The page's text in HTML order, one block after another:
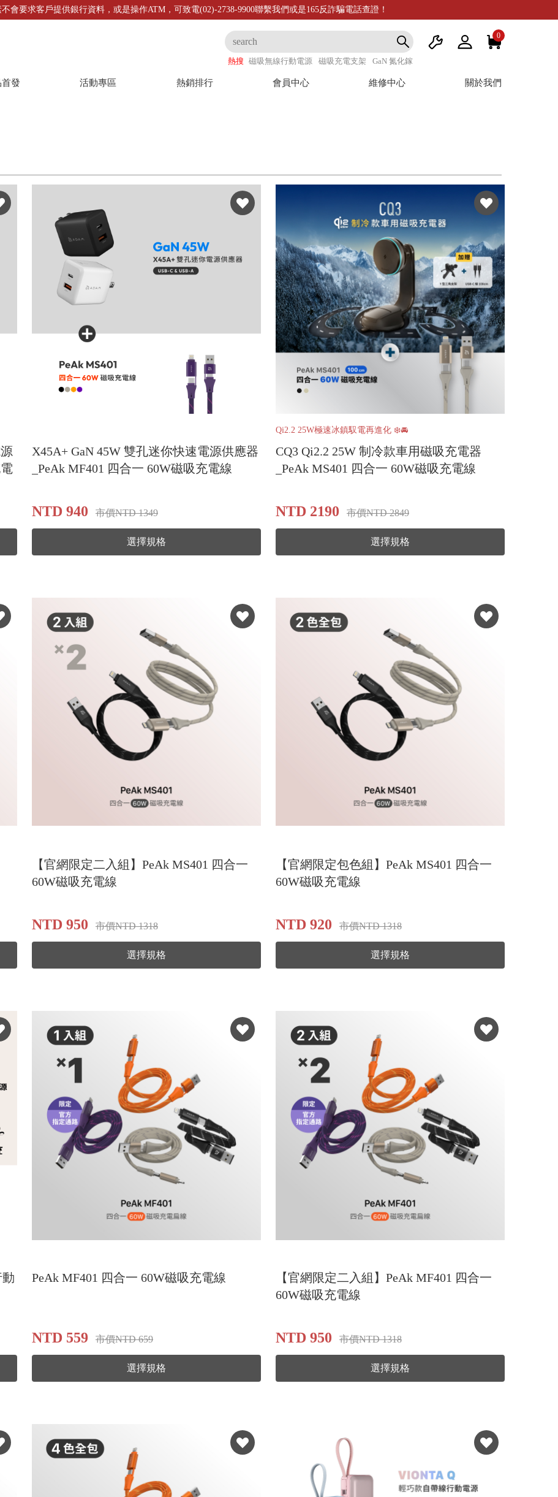
會要求客戶提供銀行資料，或是操作ATM，可致電(02)-2738-9900聯繫我們或是165反詐騙電話查證！
0
熱搜 磁吸無線行動電源 磁吸充電支架 GaN 氮化鎵
首發 活動專區 熱銷排行 會員中心 維修中心 關於我們
X45A+ GaN 45W 雙孔迷你快速電源供應器
_PeAk MF401 四合一 60W磁吸充電線
NTD 940 市價NTD 1349
選擇規格
Qi2.2 25W極速冰鎮馭電再進化 ❄️🚘
CQ3 Qi2.2 25W 制冷款車用磁吸充電器
_PeAk MS401 四合一 60W磁吸充電線
NTD 2190 市價NTD 2849
選擇規格
【官網限定二入組】PeAk MS401 四合一
60W磁吸充電線
NTD 950 市價NTD 1318
選擇規格
【官網限定包色組】PeAk MS401 四合一
60W磁吸充電線
NTD 920 市價NTD 1318
選擇規格
PeAk MF401 四合一 60W磁吸充電線
NTD 559 市價NTD 659
選擇規格
【官網限定二入組】PeAk MF401 四合一
60W磁吸充電線
NTD 950 市價NTD 1318
選擇規格